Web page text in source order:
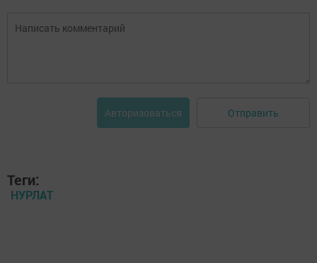
Авторизоваться Отправить
Теги:
НУРЛАТ